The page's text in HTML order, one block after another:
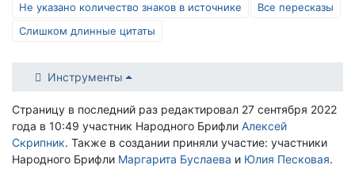
Не указано количество знаков в источнике
Все пересказы
Слишком длинные цитаты
Инструменты
Страницу в последний раз редактировал 27 сентября 2022
года в 10:49 участник Народного Брифли Алексей
Скрипник. Также в создании приняли участие: участники
Народного Брифли Маргарита Буслаева и Юлия Песковая.